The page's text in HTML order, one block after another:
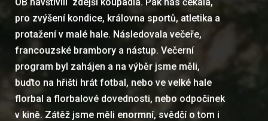
pro zvýšení kondice, královna sportů, atletika a
protažení v malé hale. Následovala večeře,
francouzské brambory a nástup. Večerní
program byl zahájen a na výběr jsme měli,
buďto na hřišti hrát fotbal, nebo ve velké hale
florbal a florbalové dovednosti, nebo odpočinek
v kině. Zátěž jsme měli enormní, svědčí o tom i